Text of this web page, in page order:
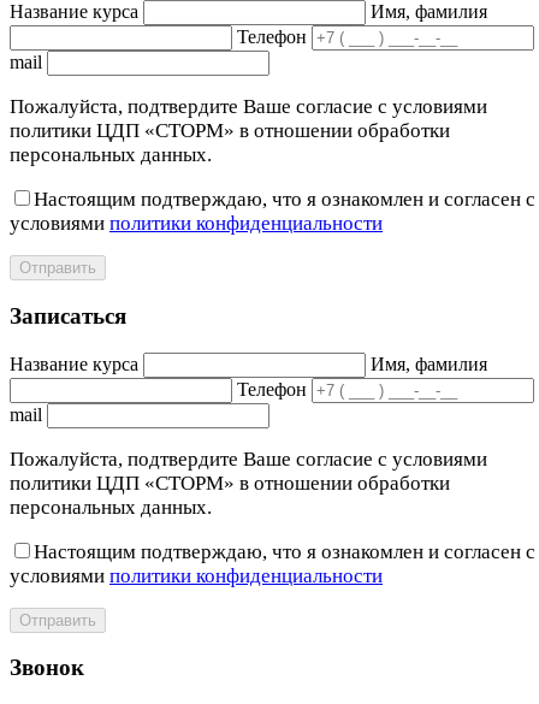
Название курса
Имя, фамилия
Телефон
mail
Пожалуйста, подтвердите Ваше согласие с условиями
политики ЦДП «СТОРМ» в отношении обработки
персональных данных.
Настоящим подтверждаю, что я ознакомлен и согласен с
условиями политики конфиденциальности
Отправить
Записаться
Название курса
Имя, фамилия
Телефон
mail
Пожалуйста, подтвердите Ваше согласие с условиями
политики ЦДП «СТОРМ» в отношении обработки
персональных данных.
Настоящим подтверждаю, что я ознакомлен и согласен с
условиями политики конфиденциальности
Отправить
Звонок